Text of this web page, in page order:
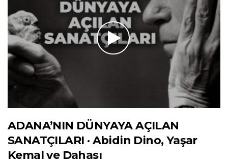
ADANA’NIN DÜNYAYA AÇILAN
SANATÇILARI · Abidin Dino, Yaşar
Kemal ve Dahası